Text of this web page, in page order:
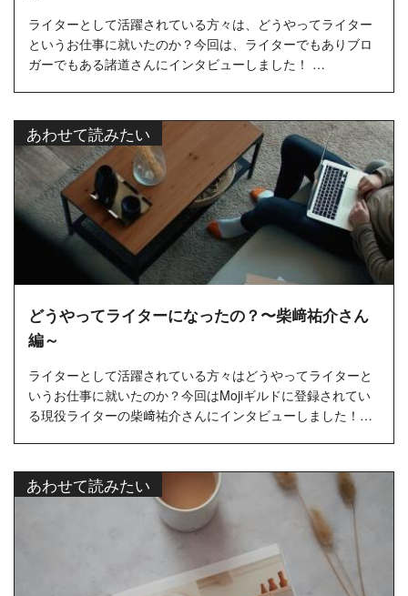
ライターとして活躍されている方々は、どうやってライター
というお仕事に就いたのか？今回は、ライターでもありブロ
ガーでもある諸道さんにインタビューしました！ …
あわせて読みたい
どうやってライターになったの？〜柴﨑祐介さん
編～
ライターとして活躍されている方々はどうやってライターと
いうお仕事に就いたのか？今回はMojiギルドに登録されてい
る現役ライターの柴﨑祐介さんにインタビューしました！…
あわせて読みたい